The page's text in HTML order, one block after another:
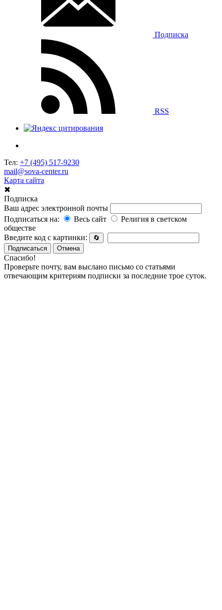
Подписка
RSS
Тел: +7 (495) 517-9230
mail@sova-center.ru
Карта сайта
✖
Подписка
Ваш адрес электронной почты
Подписаться на:
Весь сайт
Религия в светском
обществе
Введите код с картинки:
🔄
Подписаться
Отмена
Спасибо!
Проверьте почту, вам выслано письмо со статьями
отвечающим критериям подписки за последние трое суток.